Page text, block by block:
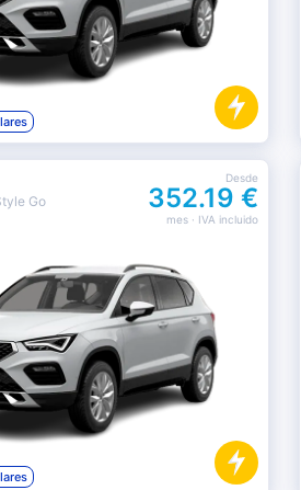
Go
Desde
352.19 €
mes· IVA incluido